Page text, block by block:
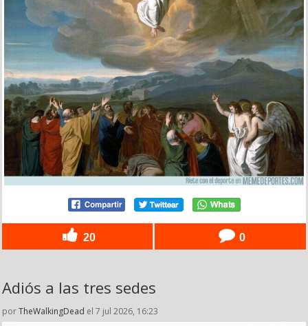
20 0
Adiós a las tres sedes
porTheWalkingDead el 7 jul 2026, 16:23